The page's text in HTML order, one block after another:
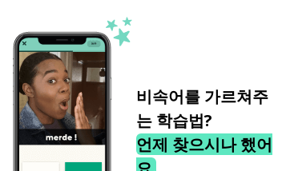
비속어를 가르쳐주
는 학습법?
언제 찾으시나 했어